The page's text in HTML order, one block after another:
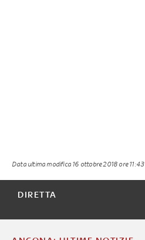
Data ultima modifica 16 ottobre 2018 ore 11:43
DIRETTA